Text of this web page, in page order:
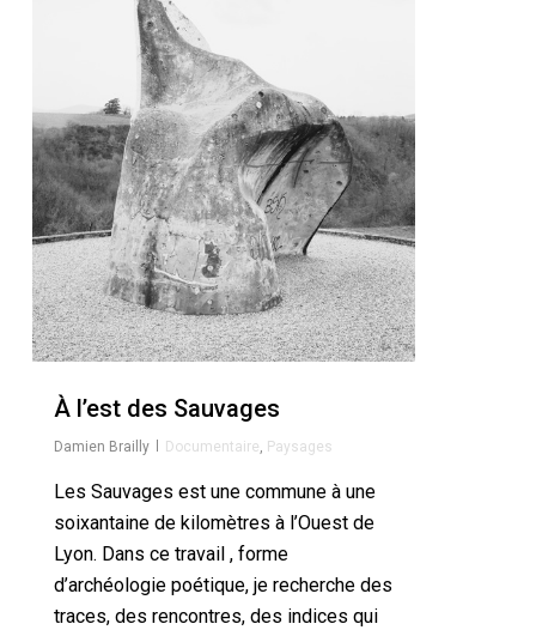
À l’est des Sauvages
Damien Brailly Documentaire, Paysages
Les Sauvages est une commune à une
soixantaine de kilomètres à l’Ouest de
Lyon. Dans ce travail , forme
d’archéologie poétique, je recherche des
traces, des rencontres, des indices qui